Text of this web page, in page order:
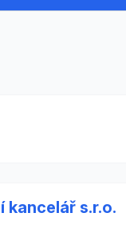
kancelář s.r.o.